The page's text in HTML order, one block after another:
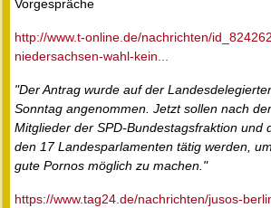
Vorgespräche
http://www.t-online.de/nachrichten/
niedersachsen-wahl-kein...
"Der Antrag wurde auf der
Sonntag angenommen. Jetzt sollen nach
Mitglieder der SPD-Bundestagsfraktion und
den 17 Landesparlamenten tätig werden,
gute Pornos möglich zu machen."
https://www.tag24.de/nachrichten/jusos-